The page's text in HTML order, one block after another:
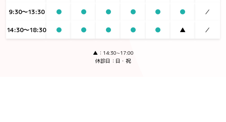
9:30〜13:30 ● ● ● ● ● ● ／
14:30〜18:30 ● ● ● ● ● ▲ ／
▲：14:30~17:00
休診日：日・祝